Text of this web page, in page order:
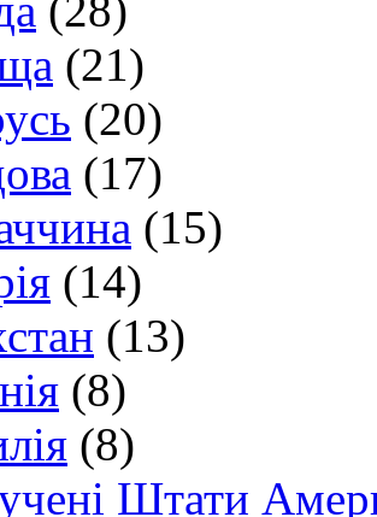
(28)
(21)
(20)
(17)
(15)
(14)
(13)
(8)
(8)
Штати